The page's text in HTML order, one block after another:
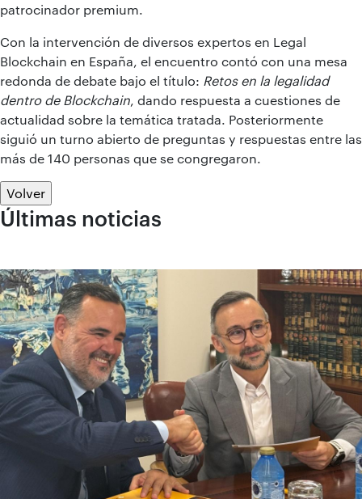
patrocinador premium.
Con la intervención de diversos expertos en Legal
Blockchain en España, el encuentro contó con una mesa
redonda de debate bajo el título: Retos en la legalidad
dentro de Blockchain , dando respuesta a cuestiones de
actualidad sobre la temática tratada. Posteriormente
siguió un turno abierto de preguntas y respuestas entre las
más de 140 personas que se congregaron.
Volver
Últimas noticias